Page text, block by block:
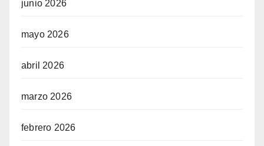
junio 2026
mayo 2026
abril 2026
marzo 2026
febrero 2026